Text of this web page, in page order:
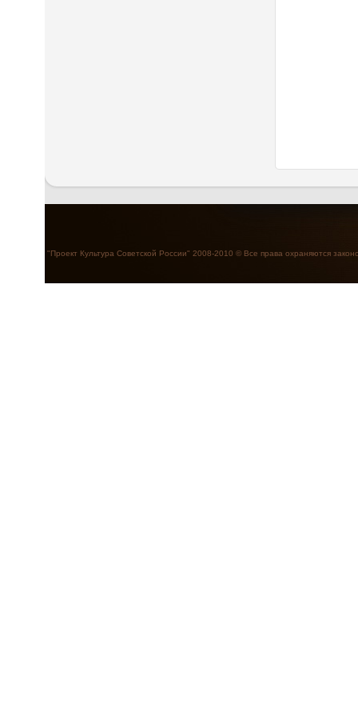
"Проект Культура Советской России" 2008-2010 © Все права охраняются